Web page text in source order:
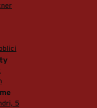
5